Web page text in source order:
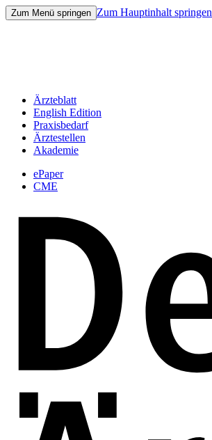
Zum Menü springen Zum Hauptinhalt springen
Ärzteblatt
English Edition
Praxisbedarf
Ärztestellen
Akademie
ePaper
CME